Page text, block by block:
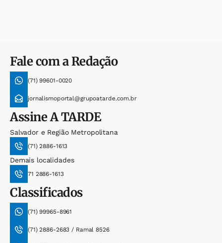
Fale com a Redação
(71) 99601-0020
jornalismoportal@grupoatarde.com.br
AssineA TARDE
Salvador e Região Metropolitana
(71) 2886-1613
Demais localidades
71 2886-1613
Classificados
(71) 99965-8961
(71) 2886-2683 / Ramal 8526